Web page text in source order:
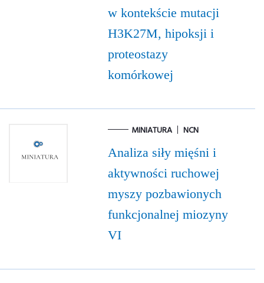
w kontekście mutacji
H3K27M, hipoksji i
proteostazy
komórkowej
MINIATURA NCN
Analiza siły mięśni i
aktywności ruchowej
myszy pozbawionych
funkcjonalnej miozyny
VI